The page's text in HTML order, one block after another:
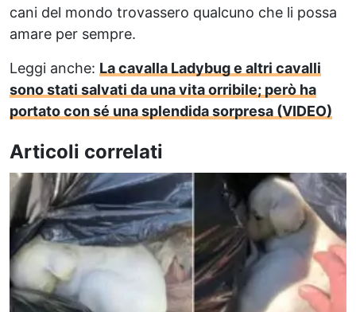
cani del mondo trovassero qualcuno che li possa
amare per sempre.
Leggi anche: La cavalla Ladybug e altri cavalli
sono stati salvati da una vita orribile; però ha
portato con sé una splendida sorpresa (VIDEO)
Articoli correlati